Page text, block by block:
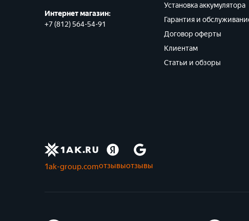
Интернет магазин:
+7 (812) 564-54-91
Установка аккумулятора
Гарантия и
Договор оферты
Клиентам
Статьи и обзоры
1ak-group.comотзывыотзывы